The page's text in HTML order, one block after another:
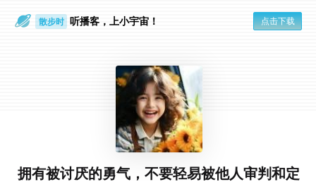
散步时 听播客，上小宇宙！ 点击下载
拥有被讨厌的勇气，不要轻易被他人审判和定